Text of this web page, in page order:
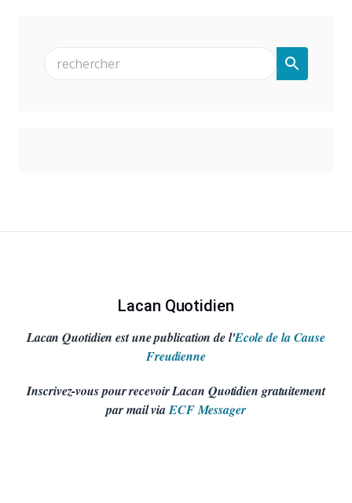
Lacan Quotidien
Lacan Quotidien est une publication de l'Ecole de la Cause
Freudienne
Inscrivez-vous pour recevoir Lacan Quotidien gratuitement
par mail viaECF Messager